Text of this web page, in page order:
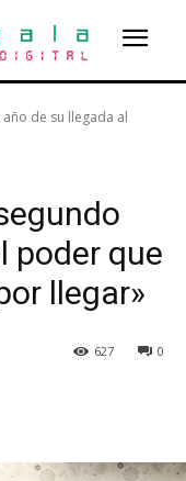
de su llegada al
poder que
llegar»
0
627